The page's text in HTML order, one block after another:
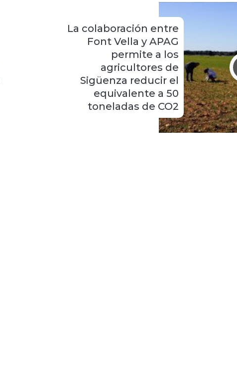
La colaboración entre
Font Vella y APAG
permite a los
agricultores de
Sigüenza reducir el
equivalente a 50
toneladas de CO2